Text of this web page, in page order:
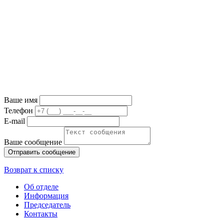
Ваше имя
Телефон
E-mail
Ваше сообщение
Возврат к списку
Об отделе
Информация
Председатель
Контакты